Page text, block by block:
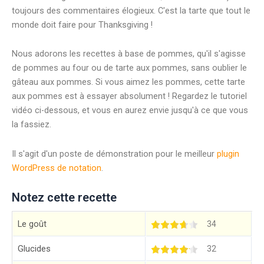
toujours des commentaires élogieux. C'est la tarte que tout le
monde doit faire pour Thanksgiving !
Nous adorons les recettes à base de pommes, qu'il s'agisse
de pommes au four ou de tarte aux pommes, sans oublier le
gâteau aux pommes. Si vous aimez les pommes, cette tarte
aux pommes est à essayer absolument ! Regardez le tutoriel
vidéo ci-dessous, et vous en aurez envie jusqu'à ce que vous
la fassiez.
Il s'agit d'un poste de démonstration pour le meilleur plugin
WordPress de notation.
Notez cette recette
Le goût 34
Glucides 32